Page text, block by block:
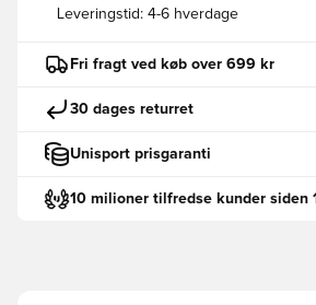
Leveringstid: 4-6 hverdage
Fri fragt ved køb over 699 kr
30 dages returret
Unisport prisgaranti
10 milioner tilfredse kunder siden